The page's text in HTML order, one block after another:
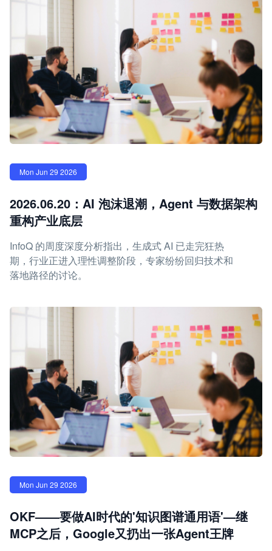
Mon Jun 29 2026
2026.06.20：AI 泡沫退潮，Agent 与数据架构
重构产业底层
InfoQ 的周度深度分析指出，生成式 AI 已走完狂热
期，行业正进入理性调整阶段，专家纷纷回归技术和
落地路径的讨论。
Mon Jun 29 2026
OKF——要做AI时代的'知识图谱通用语'—继
MCP之后，Google又扔出一张Agent王牌